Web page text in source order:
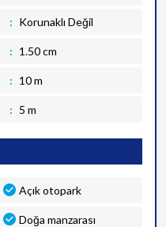
Korunaklı Değil
1.50 cm
10 m
5 m
Açık otopark
Doğa manzarası